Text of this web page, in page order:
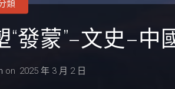
發蒙”–文史–中
on 2025 年 3 月 2 日
類